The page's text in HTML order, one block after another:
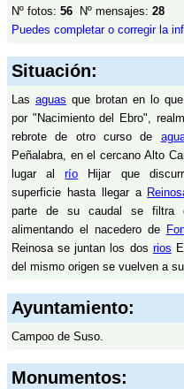
Nº fotos: 56 Nº mensajes: 28
Puedes completar o corregir la
Situación:
Lasaguas que brotan en lo
por "Nacimiento del Ebro",
rebrote de otro curso de
Peñalabra, en el cercano Alto
lugar alrío Hijar que
superficie hasta llegar a
parte de su caudal se filtra
alimentando el nacedero de
Reinosa se juntan los dos rios
del mismo origen se vuelven a
Ayuntamiento:
Campoo de Suso.
Monumentos: